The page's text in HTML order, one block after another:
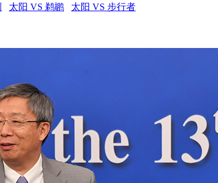
太阳 VS 鹈鹕
太阳 VS 步行者